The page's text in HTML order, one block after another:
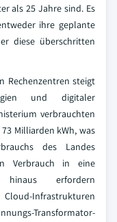
als 25 Jahre sind. Es
ihre geplante
diese überschritten
Rechenzentren steigt
und digitaler
verbrauchten
Milliarden kWh, was
des Landes
Verbrauch in eine
erfordern
Infrastrukturen
Transformator-